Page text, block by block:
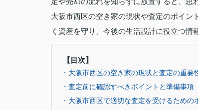
大阪市西区の空き家の現状や査定のポイン
く資産を守り、今後の生活設計に役立つ情
【目次】
・大阪市西区の空き家の現状と査定の重要
・査定前に確認すべきポイントと準備事項
・大阪市西区で適切な査定を受けるための